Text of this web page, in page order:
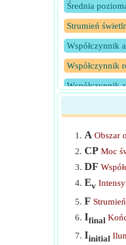
Średnia
Strumień
Współczynnik
Współczynnik
Współczynnik
A Obszar
CP Moc
DF
Ev
F
Ifinal
Iinitial